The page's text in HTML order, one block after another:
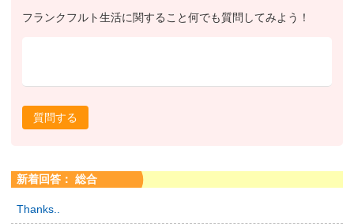
フランクフルト生活に関すること何でも質問してみよう！
質問する
新着回答： 総合
Thanks..